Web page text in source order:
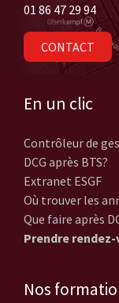
01 86 47 29 94
CONTACT
En un clic
Contrôleur de
DCG après BTS?
Extranet ESGF
Où trouver les
Que faire après
Prendre rendez-
Nos